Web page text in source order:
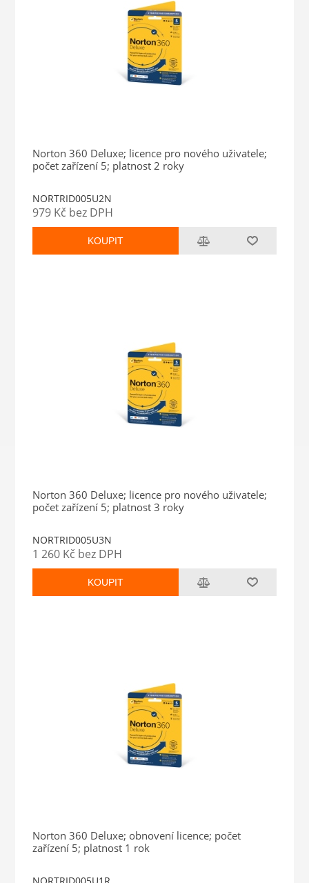
Norton 360 Deluxe; licence pro nového uživatele;
počet zařízení 5; platnost 2 roky
NORTRID005U2N
979 Kč bez DPH
KOUPIT
Norton 360 Deluxe; licence pro nového uživatele;
počet zařízení 5; platnost 3 roky
NORTRID005U3N
1 260 Kč bez DPH
KOUPIT
Norton 360 Deluxe; obnovení licence; počet
zařízení 5; platnost 1 rok